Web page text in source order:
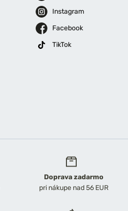
Doprava zadarmo
pri nákupe nad 56 EUR
Instagram
Facebook
TikTok